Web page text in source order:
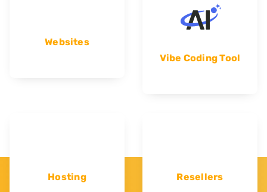
Websites
Vibe Coding Tool
Hosting Resellers